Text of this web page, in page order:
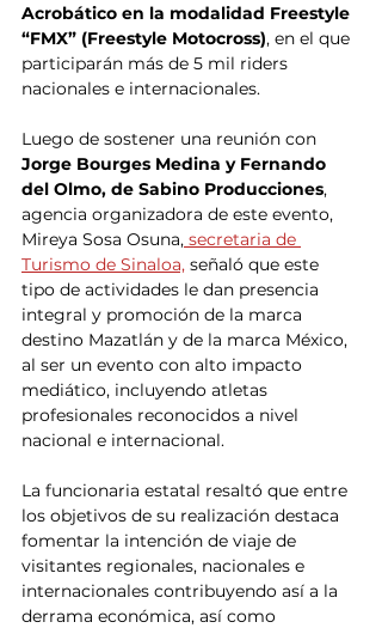
Acrobático en la modalidad Freestyle
“FMX” (Freestyle Motocross), en el que
participarán más de 5 mil riders
nacionales e internacionales.
Luego de sostener una reunión con
Jorge Bourges Medina y Fernando
del Olmo, de Sabino Producciones,
agencia organizadora de este evento,
Mireya Sosa Osuna, secretaria de
Turismo de Sinaloa, señaló que este
tipo de actividades le dan presencia
integral y promoción de la marca
destino Mazatlán y de la marca México,
al ser un evento con alto impacto
mediático, incluyendo atletas
profesionales reconocidos a nivel
nacional e internacional.
La funcionaria estatal resaltó que entre
los objetivos de su realización destaca
fomentar la intención de viaje de
visitantes regionales, nacionales e
internacionales contribuyendo así a la
derrama económica, así como